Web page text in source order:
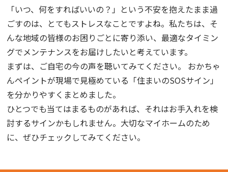
「いつ、何をすればいいの？」という不安を抱えたまま過
ごすのは、とてもストレスなことですよね。私たちは、そ
んな地域の皆様のお困りごとに寄り添い、最適なタイミン
グでメンテナンスをお届けしたいと考えています。
まずは、ご自宅の今の声を聴いてみてください。 おかちゃ
んペイントが現場で見極めている「住まいのSOSサイン」
を分かりやすくまとめました。
ひとつでも当てはまるものがあれば、それはお手入れを検
討するサインかもしれません。大切なマイホームのため
に、ぜひチェックしてみてください。